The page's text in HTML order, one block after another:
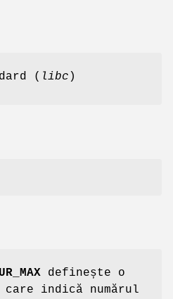
( libc )
definește o
indică numărul